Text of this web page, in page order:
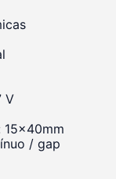
V
15x40mm
/ gap